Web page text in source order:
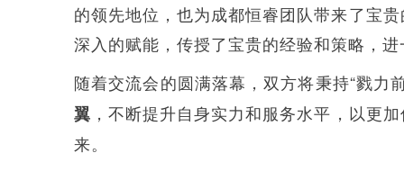
的领先地位，也为成都恒睿团队带来了宝
深入的赋能，传授了宝贵的经验和策略，
随着交流会的圆满落幕，双方将秉持“戮力
翼 ，不断提升自身实力和服务水平，以更
来。